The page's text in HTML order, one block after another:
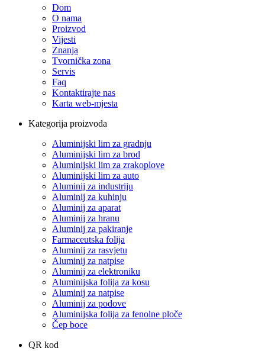
Dom
O nama
Proizvod
Vijesti
Znanja
Tvornička zona
Servis
Faq
Kontaktirajte nas
Karta web-mjesta
Kategorija proizvoda
Aluminijski lim za gradnju
Aluminijski lim za brod
Aluminijski lim za zrakoplove
Aluminijski lim za auto
Aluminij za industriju
Aluminij za kuhinju
Aluminij za aparat
Aluminij za hranu
Aluminij za pakiranje
Farmaceutska folija
Aluminij za rasvjetu
Aluminij za natpise
Aluminij za elektroniku
Aluminijska folija za kosu
Aluminij za natpise
Aluminij za podove
Aluminijska folija za fenolne ploče
Čep boce
QR kod